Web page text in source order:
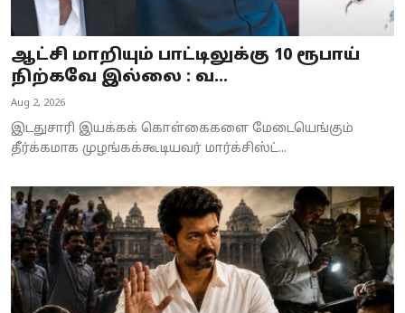
ஆட்சி மாறியும் பாட்டிலுக்கு 10 ரூபாய்
நிற்கவே இல்லை : வ...
Aug 2, 2026
இடதுசாரி இயக்கக் கொள்கைகளை மேடையெங்கும்
தீர்க்கமாக முழங்கக்கூடியவர் மார்க்சிஸ்ட்...